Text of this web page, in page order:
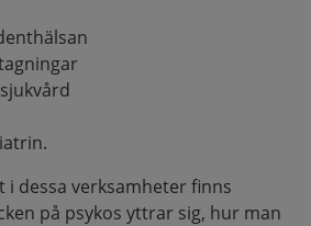
i dessa verksamheter finns
på psykos yttrar sig, hur man